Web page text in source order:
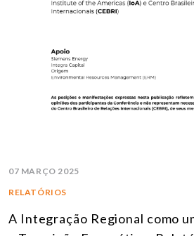
07 MARÇO 2025
RELATÓRIOS
A Integração Regional como